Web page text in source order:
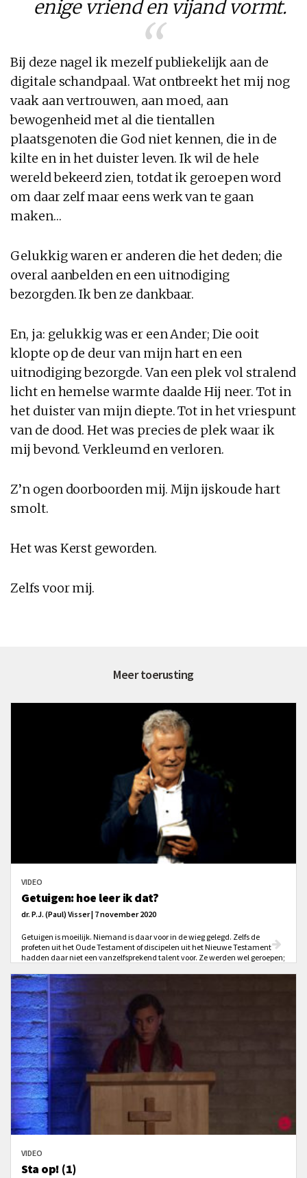
enige vriend en vijand vormt.
Bij deze nagel ik mezelf publiekelijk aan de
digitale schandpaal. Wat ontbreekt het mij nog
vaak aan vertrouwen, aan moed, aan
bewogenheid met al die tientallen
plaatsgenoten die God niet kennen, die in de
kilte en in het duister leven. Ik wil de hele
wereld bekeerd zien, totdat ik geroepen word
om daar zelf maar eens werk van te gaan
maken…
Gelukkig waren er anderen die het deden; die
overal aanbelden en een uitnodiging
bezorgden. Ik ben ze dankbaar.
En, ja: gelukkig was er een Ander; Die ooit
klopte op de deur van mijn hart en een
uitnodiging bezorgde. Van een plek vol stralend
licht en hemelse warmte daalde Hij neer. Tot in
het duister van mijn diepte. Tot in het vriespunt
van de dood. Het was precies de plek waar ik
mij bevond. Verkleumd en verloren.
Z’n ogen doorboorden mij. Mijn ijskoude hart
smolt.
Het was Kerst geworden.
Zelfs voor mij.
Meer toerusting
VIDEO
Getuigen: hoe leer ik dat?
dr. P.J. (Paul) Visser | 7 november 2020
Getuigen is moeilijk. Niemand is daar voor in de wieg gelegd. Zelfs de
profeten uit het Oude Testament of discipelen uit het Nieuwe Testament
hadden daar niet een vanzelfsprekend talent voor. Ze werden wel geroepen;
hoe doe je dat vandaag in de 21e eeuw?
VIDEO
Sta op! (1)